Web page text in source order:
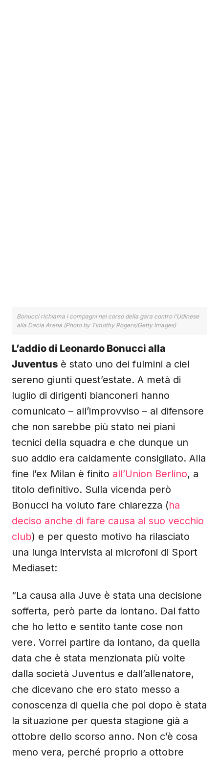
Bonucci richiama i compagni nel corso della gara contro l’Udinese
alla Dacia Arena (Photo by Timothy Rogers/Getty Images)
L’addio di Leonardo Bonucci alla
Juventus è stato uno dei fulmini a ciel
sereno giunti quest’estate. A metà di
luglio di dirigenti bianconeri hanno
comunicato – all’improvviso – al difensore
che non sarebbe più stato nei piani
tecnici della squadra e che dunque un
suo addio era caldamente consigliato. Alla
fine l’ex Milan è finito all’Union Berlino, a
titolo definitivo. Sulla vicenda però
Bonucci ha voluto fare chiarezza (ha
deciso anche di fare causa al suo vecchio
club) e per questo motivo ha rilasciato
una lunga intervista ai microfoni di Sport
Mediaset:
“La causa alla Juve è stata una decisione
sofferta, però parte da lontano. Dal fatto
che ho letto e sentito tante cose non
vere. Vorrei partire da lontano, da quella
data che è stata menzionata più volte
dalla società Juventus e dall’allenatore,
che dicevano che ero stato messo a
conoscenza di quella che poi dopo è stata
la situazione per questa stagione già a
ottobre dello scorso anno. Non c’è cosa
meno vera, perché proprio a ottobre